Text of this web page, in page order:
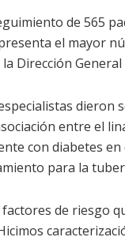
de 565
el mayor
Dirección General
dieron
entre el
con diabetes
para la
factores de riesgo